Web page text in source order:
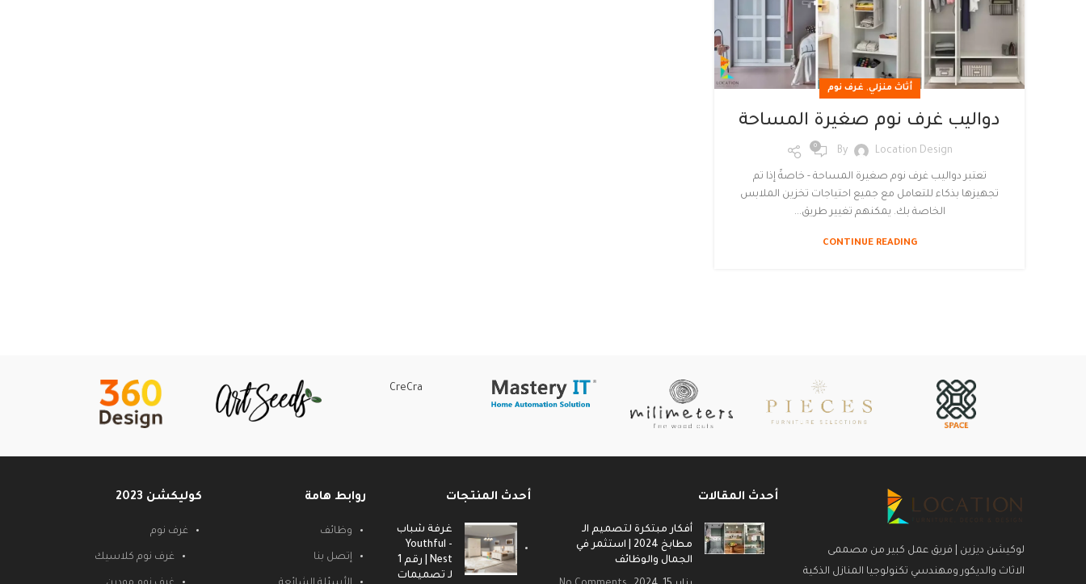
أثاث منزلي, غرف نوم
دواليب غرف نوم صغيرة المساحة
By Location Design
0
تعتبر دواليب غرف نوم صغيرة المساحة - خاصةً إذا تم
تجهيزها بذكاء للتعامل مع جميع احتياجات تخزين الملابس
الخاصة بك. يمكنهم تغيير طريق...
CONTINUE READING
CreCra
لوكيشن ديزين | فريق عمل كبير من مصممى
الاثاث والديكور ومهندسي تكنولوجيا المنازل الذكية
أحدث المقالات
أفكار مبتكرة لتصميم الـ
مطابخ 2024 | استثمر في
الجمال والوظائف
أحدث المنتجات
غرفة شباب
- Youthful
Nest | رقم 1
لـ تصميمات
روابط هامة
وظائف
إتصل بنا
كوليكشن 2023
غرف نوم
غرف نوم كلاسيك